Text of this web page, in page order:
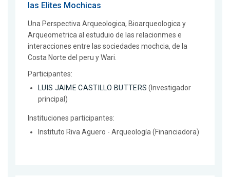
las Elites Mochicas
Una Perspectiva Arqueologica, Bioarqueologica y
Arqueometrica al estuduio de las relacionmes e
interacciones entre las sociedades mochcia, de la
Costa Norte del peru y Wari.
Participantes:
LUIS JAIME CASTILLO BUTTERS (Investigador
principal)
Instituciones participantes:
Instituto Riva Aguero - Arqueología (Financiadora)